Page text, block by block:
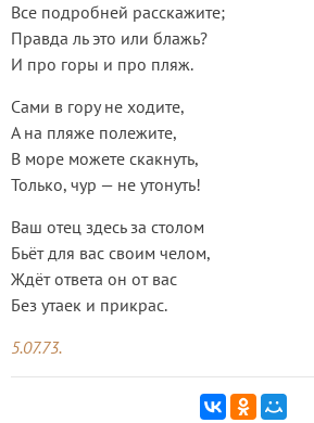
Все подробней расскажите;
Правда ль это или блажь?
И про горы и про пляж.
Сами в гору не ходите,
А на пляже полежите,
В море можете скакнуть,
Только, чур — не утонуть!
Ваш отец здесь за столом
Бьёт для вас своим челом,
Ждёт ответа он от вас
Без утаек и прикрас.
5.07.73.